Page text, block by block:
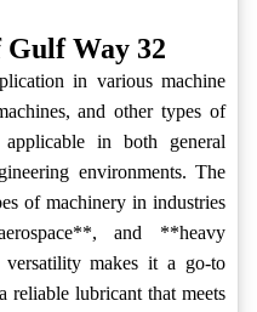
Way 32
in various machine
and other types of
in both general
environments. The
of machinery in industries
and **heavy
makes it a go-to
reliable lubricant that meets